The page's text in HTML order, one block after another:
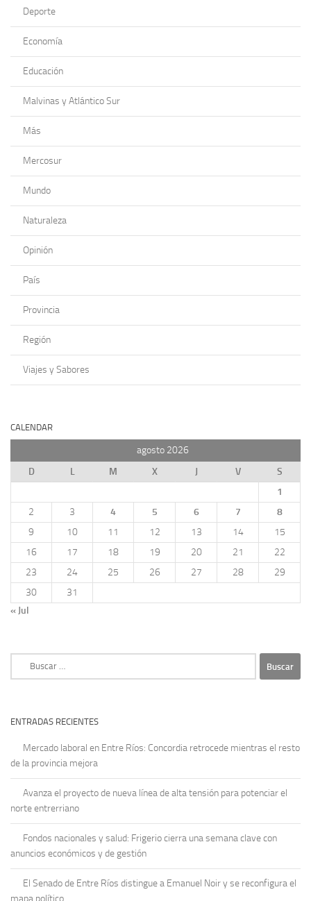
Deporte
Economía
Educación
Malvinas y Atlántico Sur
Más
Mercosur
Mundo
Naturaleza
Opinión
País
Provincia
Región
Viajes y Sabores
CALENDAR
agosto 2026
D
L M X J V
S
1
2
3 4 5 6 7
8
9
10 11 12 13 14
15
16
17 18 19 20 21
22
23
24 25 26 27 28
29
30
31
« Jul
Buscar:
ENTRADAS RECIENTES
Mercado laboral en Entre Ríos: Concordia retrocede mientras el resto
de la provincia mejora
Avanza el proyecto de nueva línea de alta tensión para potenciar el
norte entrerriano
Fondos nacionales y salud: Frigerio cierra una semana clave con
anuncios económicos y de gestión
El Senado de Entre Ríos distingue a Emanuel Noir y se reconfigura el